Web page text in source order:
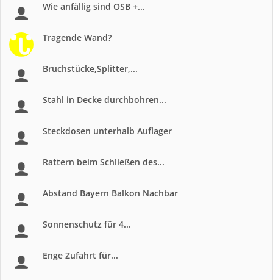
Wie anfällig sind OSB +...
Tragende Wand?
Bruchstücke,Splitter,...
Stahl in Decke durchbohren...
Steckdosen unterhalb Auflager
Rattern beim Schließen des...
Abstand Bayern Balkon Nachbar
Sonnenschutz für 4...
Enge Zufahrt für...